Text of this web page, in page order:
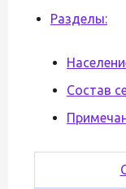
Разделы:
Состав